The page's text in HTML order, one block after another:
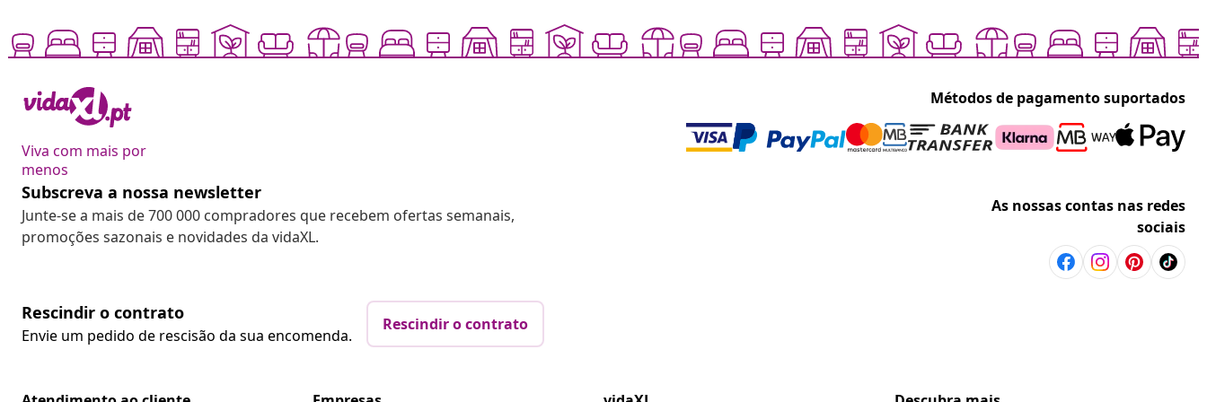
Viva com mais por
menos
Métodos de pagamento suportados
Subscreva a nossa newsletter
Junte-se a mais de 700 000 compradores que recebem ofertas semanais,
promoções sazonais e novidades da vidaXL.
As nossas contas nas redes
sociais
Rescindir o contrato
Envie um pedido de rescisão da sua encomenda.
Rescindir o contrato